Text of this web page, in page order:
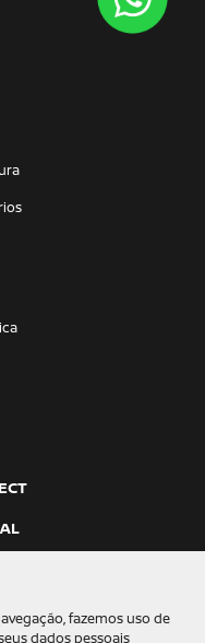
fazemos uso de
dados pessoais